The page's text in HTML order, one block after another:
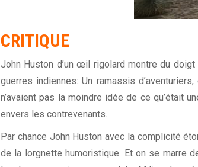
CRITIQUE
John Huston d’un œil rigolard montre du
guerres indiennes: Un ramassis
n’avaient pas la moindre idée de ce qu’était
envers les contrevenants.
Par chance John Huston avec la complicité
de la lorgnette humoristique. Et on se marre